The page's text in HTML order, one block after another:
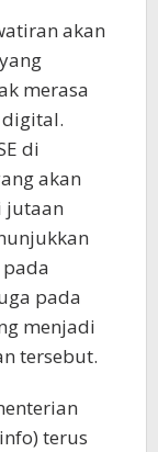
akan
merasa
di
akan
jutaan
pada
menjadi
tersebut.
terus